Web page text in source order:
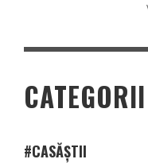
CATEGORII
#CASĂȘTII